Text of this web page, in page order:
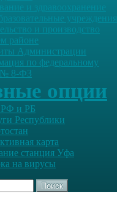
и здравоохранение
учреждения
и производство
районе
Администрации
по федеральному
№ 8-ФЗ
опции
и РБ
Республики
карта
станция Уфа
на вирусы
Поиск